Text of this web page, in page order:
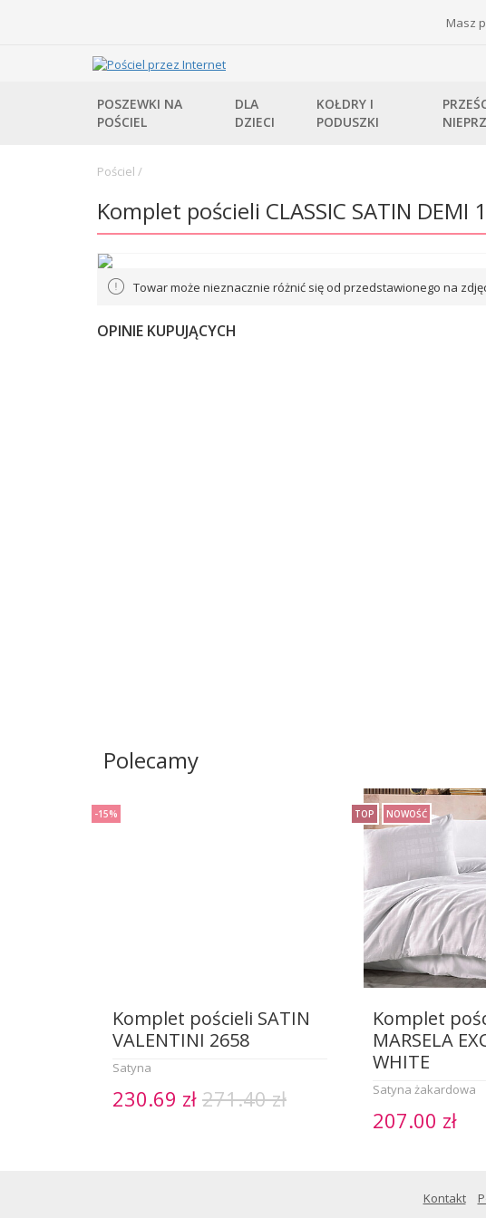
Masz
POSZEWKI NA
POŚCIEL
DLA
DZIECI
KOŁDRY I
PODUSZKI
Pościel /
Komplet pościeli CLASSIC SATIN DEMI 1
Towar może nieznacznie różnić się od przedstawionego na
OPINIE KUPUJĄCYCH
Polecamy
-15%
Komplet pościeli SATIN
VALENTINI 2658
Satyna
230.69 zł 271.40 zł
TOP NOWOŚĆ
Komplet
MARSELA
WHITE
Satyna żakardowa
207.00 zł
Kontakt